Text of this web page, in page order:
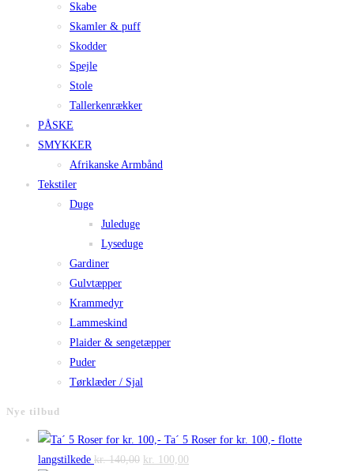
Skabe
Skamler & puff
Skodder
Spejle
Stole
Tallerkenrækker
PÅSKE
SMYKKER
Afrikanske Armbånd
Tekstiler
Duge
Juleduge
Lyseduge
Gardiner
Gulvtæpper
Krammedyr
Lammeskind
Plaider & sengetæpper
Puder
Tørklæder / Sjal
Nye tilbud
Ta´ 5 Roser for kr. 100,- flotte
langstilkede kr.140,00 Den
kr. 100,00